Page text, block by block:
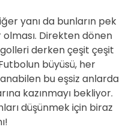
yanı da bunların pek
Direkten dönen
derken çeşit çeşit
büyüsü, her
bu eşsiz anlarda
kazınmayı bekliyor.
düşünmek için biraz